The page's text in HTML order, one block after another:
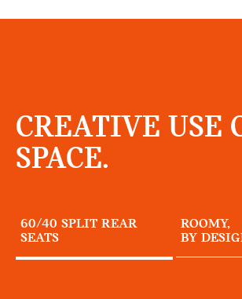
CREATIVE USE
SPACE.
60/40 SPLIT REAR
SEATS
ROOMY,
BY